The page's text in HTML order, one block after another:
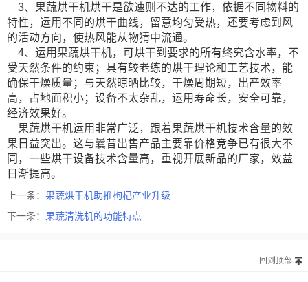
3、果蔬烘干机烘干是欲速则不达的工作，依据不同物料的
特性，运用不同的烘干曲线，留意均匀受热，还要考虑到风
的活动方向，使热风能从物猜中流通。
4、运用果蔬烘干机，可烘干到要求的所有终究含水率，不
受天然条件的约束；具有较老练的烘干理论和工艺技术，能
确保干燥质量；与天然晾晒比较，干燥周期短，出产效率
高，占地面积小；设备不太杂乱，运用寿命长，安全可靠，
经济效果好。
果蔬烘干机运用非常广泛，跟着果蔬烘干机技术含量的效
果日益突出。这与曩昔出售产品主要靠价格竞争已有很大不
同，一些烘干设备技术含量高，重视开展新品的厂家，效益
日渐提高。
上一条： 果蔬烘干机助推枸杞产业升级
下一条： 果蔬清洗机的功能特点
回到顶部